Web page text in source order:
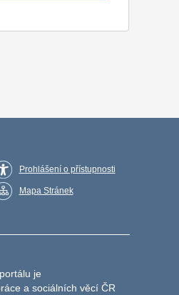
Prohlášení o přístupnosti
Mapa Stránek
je
a sociálních věcí ČR